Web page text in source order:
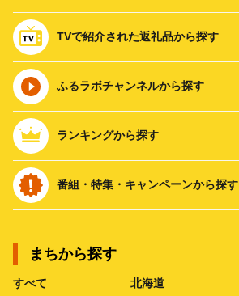
TVで紹介された返礼品から探す
ふるラボチャンネルから探す
ランキングから探す
番組・特集・キャンペーンから探す
まちから探す
すべて 北海道